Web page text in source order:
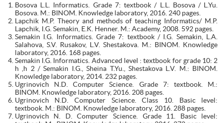
Bosova L.L. Informatics. Grade 7: textbook / L.L. Bosova / L.Yu.
Bosova. M.: BINOM. Knowledge laboratory, 2016. 240 pages.
Lapchik M.P. Theory and methods of teaching Informatics/ M.P.
Lapchik, I.G. Semakin, E.K. Henner. M.: Academy, 2008. 592 pages.
Semakin I.G. Informatics. Grade 7: textbook / I.G. Semakin, L.A.
Salahova, S.V. Rusakov, L.V. Shestakova. M.: BINOM. Knowledge
laboratory, 2016. 168 pages.
Semakin I.G. Informatics. Advanced level : textbook for grade 10: 2
h ,h 2 / Semakin I.G., Sheina T.Yu., Shestakova L.V. M.: BINOM.
Knowledge laboratory, 2014. 232 pages.
Ugrinovich N.D. Computer Science. Grade 7: textbook. M.:
BINOM. Knowledge laboratory, 2016. 208 pages.
Ugrinovich N.D. Computer Science. Class 10. Basic level:
textbook. M.: BINOM. Knowledge laboratory, 2016. 288 pages.
Ugrinovich N. D. Computer Science. Grade 11. Basic level: